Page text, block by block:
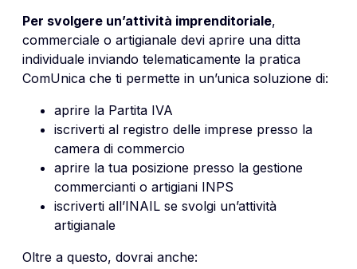
Per svolgere un’attività imprenditoriale,
commerciale o artigianale devi aprire una ditta
individuale inviando telematicamente la pratica
ComUnica che ti permette in un’unica soluzione di:
aprire la Partita IVA
iscriverti al registro delle imprese presso la
camera di commercio
aprire la tua posizione presso la gestione
commercianti o artigiani INPS
iscriverti all’INAIL se svolgi un’attività
artigianale
Oltre a questo, dovrai anche: